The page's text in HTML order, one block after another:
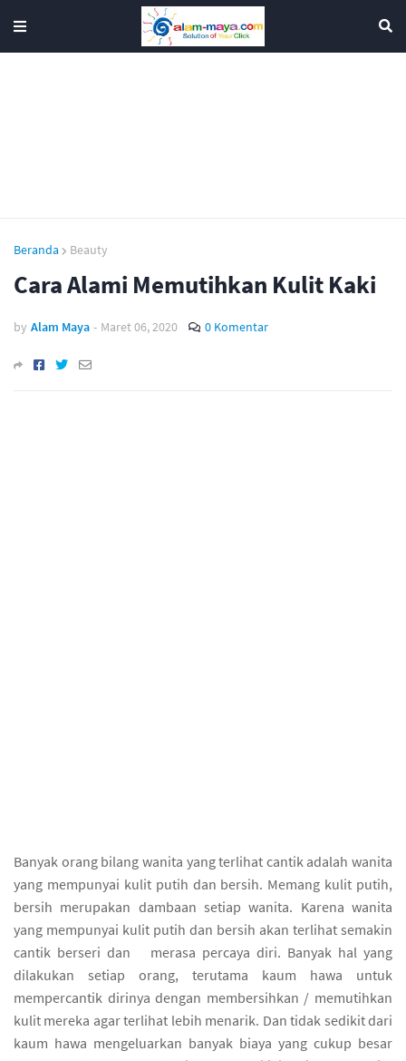
Beranda Beauty
Cara Alami Memutihkan Kulit Kaki
by Alam Maya - Maret 06, 2020 0 Komentar
Banyak orang bilang wanita yang terlihat cantik adalah wanita
yang mempunyai kulit putih dan bersih. Memang kulit putih,
bersih merupakan dambaan setiap wanita. Karena wanita
yang mempunyai kulit putih dan bersih akan terlihat semakin
cantik berseri dan merasa percaya diri. Banyak hal yang
dilakukan setiap orang, terutama kaum hawa untuk
mempercantik dirinya dengan membersihkan / memutihkan
kulit mereka agar terlihat lebih menarik. Dan tidak sedikit dari
kaum hawa mengeluarkan banyak biaya yang cukup besar